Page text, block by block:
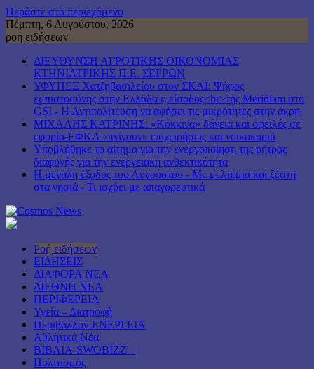
Περάστε στο περιεχόμενο
Πέμπτη, 6 Αυγούστου, 2026
ροή ειδήσεων
ΔΙΕΥΘΥΝΣΗ ΑΓΡΟΤΙΚΗΣ ΟΙΚΟΝΟΜΙΑΣ
ΚΤΗΝΙΑΤΡΙΚΗΣ Π.Ε. ΣΕΡΡΩΝ
ΥΦΥΠΕΞ Χατζηβασιλείου στον ΣΚΑΪ: Ψήφος
εμπιστοσύνης στην Ελλάδα η είσοδος<br>της Meridiam στο
GSI - Η Αντιπολίτευση να αφήσει τις μικρότητες στην άκρη
ΜΙΧΑΛΗΣ ΚΑΤΡΙΝΗΣ: «Κόκκινα» δάνεια και οφειλές σε
εφορία-ΕΦΚΑ «πνίγουν» επιχειρήσεις και νοικοκυριά
Υποβλήθηκε το αίτημα για την ενεργοποίηση της ρήτρας
διαφυγής για την ενεργειακή ανθεκτικότητα
Η μεγάλη έξοδος του Αυγούστου - Με μελτέμια και ζέστη
στα νησιά - Τι ισχύει με απαγορευτικά
Ροή ειδήσεων
ΕΙΔΗΣΕΙΣ
ΔΙΑΦΟΡΑ ΝΕΑ
ΔΙΕΘΝΗ ΝΕΑ
ΠΕΡΙΦΕΡΕΙΑ
Υγεία – Διατροφή
Περιβάλλον-ΕΝΕΡΓΕΙΑ
Αθλητικά Νέα
ΒΙΒΛΙΑ-SWOBIZZ –
Πολιτισμός